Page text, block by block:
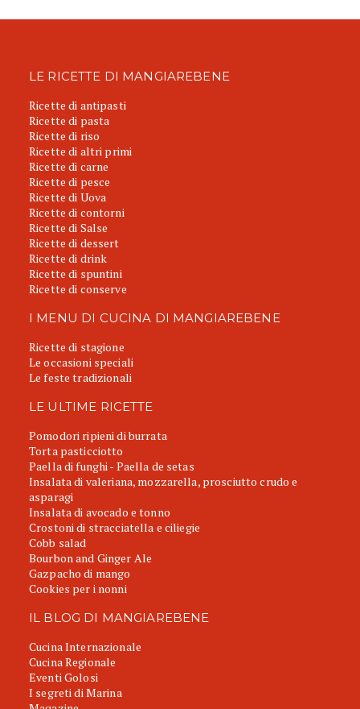
LE RICETTE DI MANGIAREBENE
Ricette di antipasti
Ricette di pasta
Ricette di riso
Ricette di altri primi
Ricette di carne
Ricette di pesce
Ricette di Uova
Ricette di contorni
Ricette di Salse
Ricette di dessert
Ricette di drink
Ricette di spuntini
Ricette di conserve
I MENU DI CUCINA DI MANGIAREBENE
Ricette di stagione
Le occasioni speciali
Le feste tradizionali
LE ULTIME RICETTE
Pomodori ripieni di burrata
Torta pasticciotto
Paella di funghi - Paella de setas
Insalata di valeriana, mozzarella, prosciutto crudo e
asparagi
Insalata di avocado e tonno
Crostoni di stracciatella e ciliegie
Cobb salad
Bourbon and Ginger Ale
Gazpacho di mango
Cookies per i nonni
IL BLOG DI MANGIAREBENE
Cucina Internazionale
Cucina Regionale
Eventi Golosi
I segreti di Marina